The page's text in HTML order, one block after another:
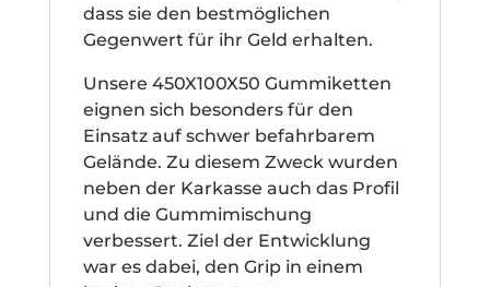
dass sie den bestmöglichen
Gegenwert für ihr Geld erhalten.
Unsere 450X100X50 Gummiketten
eignen sich besonders für den
Einsatz auf schwer befahrbarem
Gelände. Zu diesem Zweck wurden
neben der Karkasse auch das Profil
und die Gummimischung
verbessert. Ziel der Entwicklung
war es dabei, den Grip in einem